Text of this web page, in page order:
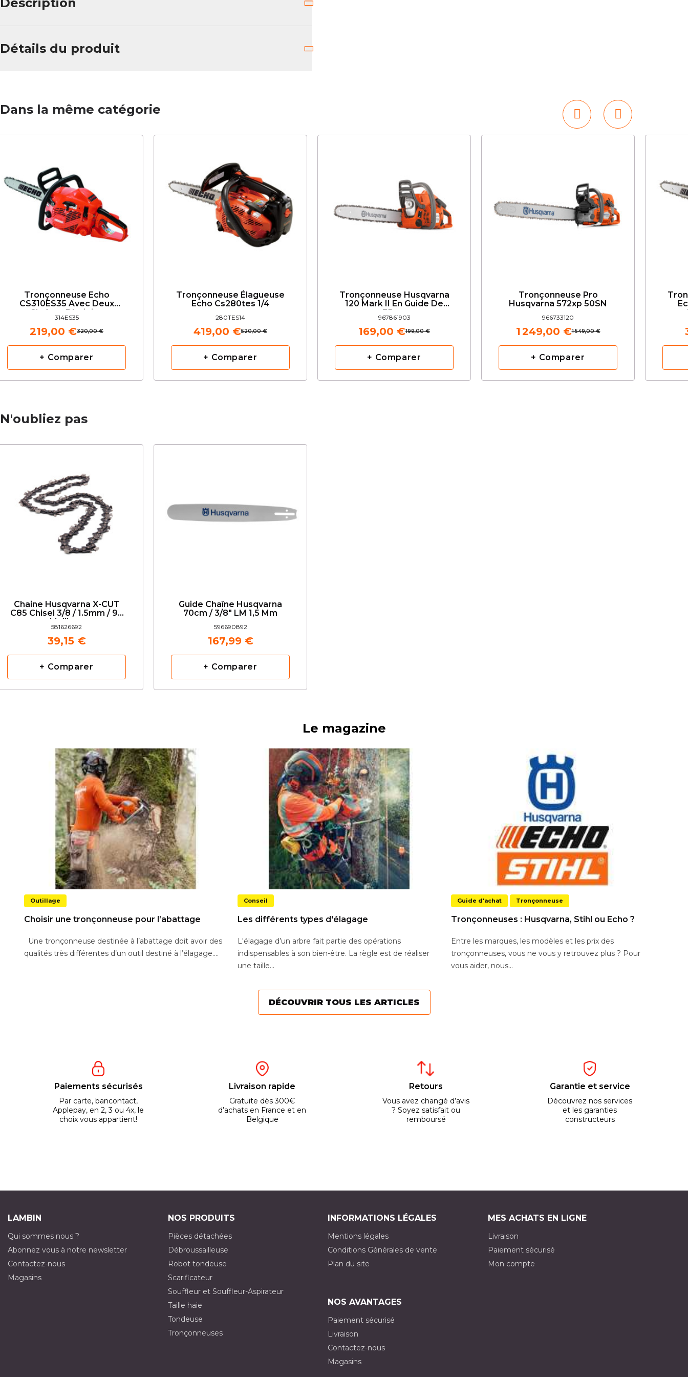
Détails du produit
Dans la même catégorie
Tronçonneuse Echo
CS310ES35 Avec Deux
Chaînes D'origine
314ES35
320,00 €
219,00 €
+ Comparer
Tronçonneuse Élagueuse
Echo Cs280tes 1/4
280TES14
520,00 €
419,00 €
+ Comparer
Tronçonneuse Husqvarna
120 Mark II En Guide De
35cm
967861903
199,00 €
169,00 €
+ Comparer
Tronçonneuse Pro
Husqvarna 572xp 50SN
966733120
1 549,00 €
1 249,00 €
+ Comparer
N'oubliez pas
Chaine Husqvarna X-CUT
C85 Chisel 3/8 / 1.5mm / 92
Maillons
581626692
39,15 €
+ Comparer
Guide Chaîne Husqvarna
70cm / 3/8" LM 1,5 Mm
596690892
167,99 €
+ Comparer
Le magazine
Outillage
Choisir une tronçonneuse pour l’abattage
Une tronçonneuse destinée à l’abattage doit avoir des
qualités très différentes d’un outil destiné à l’élagage....
Conseil
Les différents types d'élagage
L'élagage d’un arbre fait partie des opérations
indispensables à son bien-être. La règle est de réaliser
une taille...
Guide d'achat Tronçonneuse
Tronçonneuses : Husqvarna, Stihl ou Echo ?
Entre les marques, les modèles et les prix des
tronçonneuses, vous ne vous y retrouvez plus ? Pour
vous aider, nous...
DÉCOUVRIR TOUS LES ARTICLES
Paiements sécurisés
Par carte, bancontact,
Applepay, en 2, 3 ou 4x, le
choix vous appartient!
Livraison rapide
Gratuite dès 300€
d’achats en France et en
Belgique
Retours
Vous avez changé d’avis
? Soyez satisfait ou
remboursé
Garantie et service
Découvrez nos services
et les garanties
constructeurs
LAMBIN
Qui sommes nous ?
Abonnez vous à notre newsletter
Contactez-nous
Magasins
NOS PRODUITS
Pièces détachées
Débroussailleuse
Robot tondeuse
Scarificateur
Souffleur et Souffleur-Aspirateur
Taille haie
Tondeuse
Tronçonneuses
INFORMATIONS LÉGALES
Mentions légales
Conditions Générales de vente
Plan du site
MES ACHATS EN LIGNE
Livraison
Paiement sécurisé
Mon compte
NOS AVANTAGES
Paiement sécurisé
Livraison
Contactez-nous
Magasins